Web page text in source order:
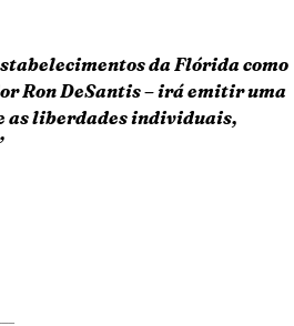
da Flórida como
Ron DeSantis – irá emitir uma
as liberdades individuais,